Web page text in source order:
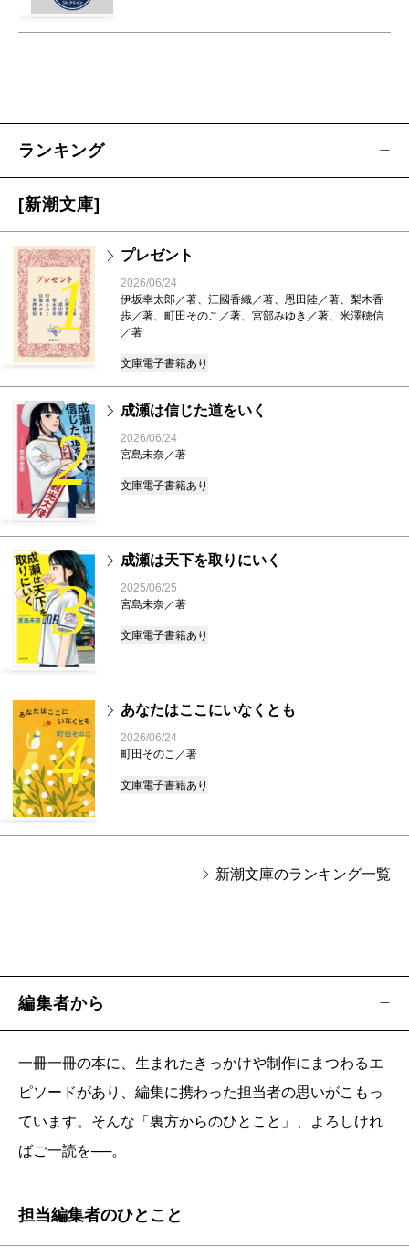
ランキング
[新潮文庫]
1
プレゼント
2026/06/24
伊坂幸太郎／著、江國香織／著、恩田陸／著、梨木香
歩／著、町田そのこ／著、宮部みゆき／著、米澤穂信
／著
文庫電子書籍あり
2
成瀬は信じた道をいく
2026/06/24
宮島未奈／著
文庫電子書籍あり
3
成瀬は天下を取りにいく
2025/06/25
宮島未奈／著
文庫電子書籍あり
4
あなたはここにいなくとも
2026/06/24
町田そのこ／著
文庫電子書籍あり
新潮文庫のランキング一覧
編集者から
一冊一冊の本に、生まれたきっかけや制作にまつわるエ
ピソードがあり、編集に携わった担当者の思いがこもっ
ています。そんな「裏方からのひとこと」、よろしけれ
ばご一読を──。
担当編集者のひとこと